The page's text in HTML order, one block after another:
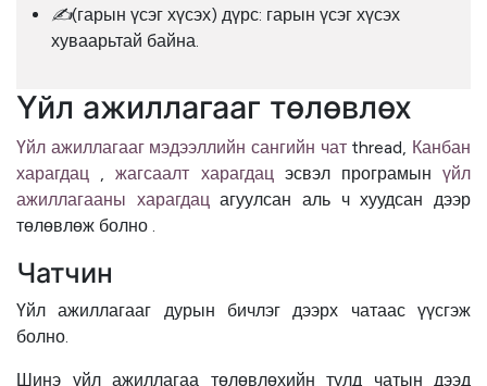
✍️(гарын үсэг хүсэх) дүрс: гарын үсэг хүсэх
хуваарьтай байна.
Үйл ажиллагааг төлөвлөх
Үйл ажиллагааг мэдээллийн сангийн чатthread, Канбан
харагдац ,жагсаалт харагдацэсвэл програмынүйл
ажиллагааны харагдацагуулсан аль ч хуудсан дээр
төлөвлөж болно .
Чатчин
Үйл ажиллагааг дурын бичлэг дээрх чатаас үүсгэж
болно.
Шинэ үйл ажиллагаа төлөвлөхийн тулд чатын дээд